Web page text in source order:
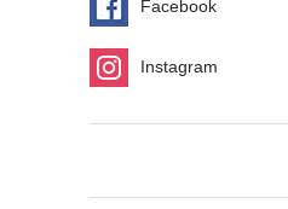
Facebook
Instagram